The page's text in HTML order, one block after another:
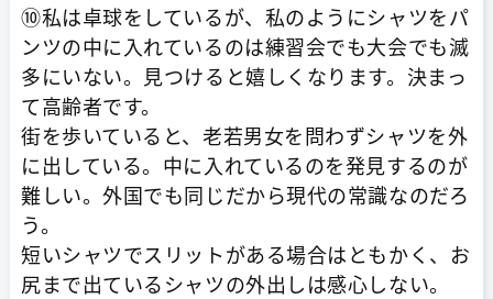
⑩私は卓球をしているが、私のようにシャツをパ
ンツの中に入れているのは練習会でも大会でも滅
多にいない。見つけると嬉しくなります。決まっ
て高齢者です。
街を歩いていると、老若男女を問わずシャツを外
に出している。中に入れているのを発見するのが
難しい。外国でも同じだから現代の常識なのだろ
う。
短いシャツでスリットがある場合はともかく、お
尻まで出ているシャツの外出しは感心しない。